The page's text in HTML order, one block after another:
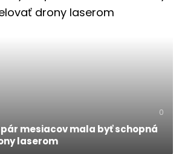
0
mesiacov mala byť schopná
laserom